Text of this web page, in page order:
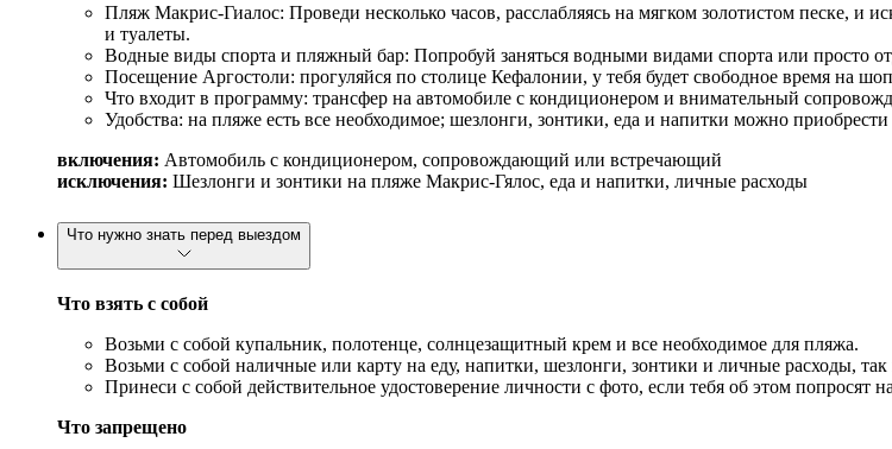
Пляж Макрис-Гиалос: Проведи несколько часов, расслабляясь на мягком золотистом песке, и
и туалеты.
Водные виды спорта и пляжный бар: Попробуй заняться водными видами спорта или просто
Посещение Аргостоли: прогуляйся по столице Кефалонии, у тебя будет свободное время на
Что входит в программу: трансфер на автомобиле с кондиционером и внимательный
Удобства: на пляже есть все необходимое; шезлонги, зонтики, еда и напитки можно приобрести
включения: Автомобиль с кондиционером, сопровождающий или встречающий
исключения: Шезлонги и зонтики на пляже Макрис-Гялос, еда и напитки, личные расходы
Что нужно знать перед выездом
Что взять с собой
Возьми с собой купальник, полотенце, солнцезащитный крем и все необходимое для пляжа.
Возьми с собой наличные или карту на еду, напитки, шезлонги, зонтики и личные расходы, так
Принеси с собой действительное удостоверение личности с фото, если тебя об этом попросят
Что запрещено